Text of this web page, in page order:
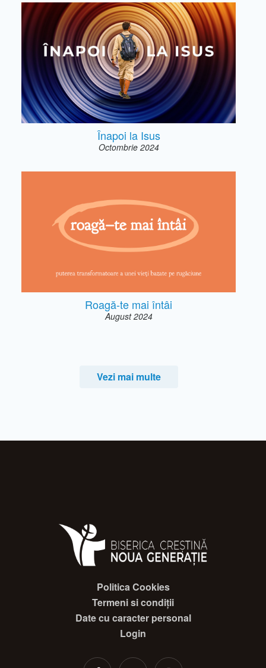
Înapoi la Isus
Octombrie 2024
Roagă-te mai întâi
August 2024
Vezi mai multe
Politica Cookies
Termeni si condiții
Date cu caracter personal
Login